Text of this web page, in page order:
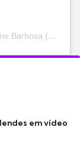
Uma publicação compartilhada por Gracyanne Barbosa (@graoficial)
em vídeo